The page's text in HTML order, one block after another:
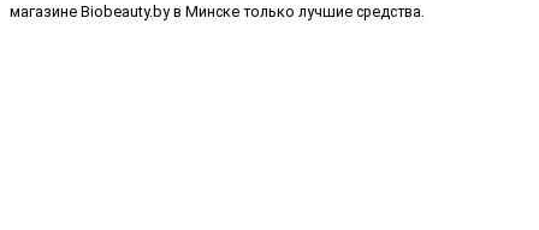
магазине Biobeauty.by в Минске только лучшие средства.